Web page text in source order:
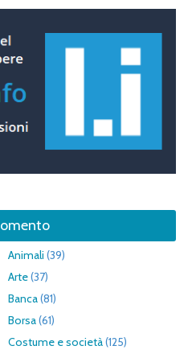
Animali (39)
Arte(37)
Banca(81)
Borsa(61)
Costume e società(125)